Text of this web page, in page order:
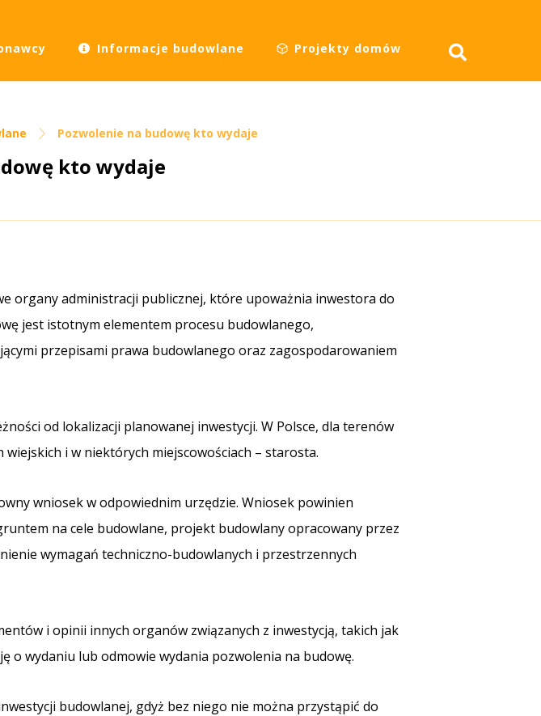
Informacje budowlane Projekty domów
Pozwolenie na budowę kto wydaje
kto wydaje
organy administracji publicznej, które upoważnia inwestora do
jest istotnym elementem procesu budowlanego,
przepisami prawa budowlanego oraz zagospodarowaniem
od lokalizacji planowanej inwestycji. W Polsce, dla terenów
i w niektórych miejscowościach – starosta.
wniosek w odpowiednim urzędzie. Wniosek powinien
na cele budowlane, projekt budowlany opracowany przez
wymagań techniczno-budowlanych i przestrzennych
i opinii innych organów związanych z inwestycją, takich jak
o wydaniu lub odmowie wydania pozwolenia na budowę.
budowlanej, gdyż bez niego nie można przystąpić do